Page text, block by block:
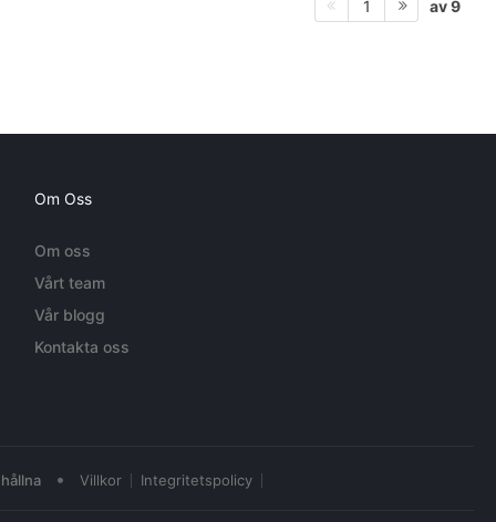
1 av 9
Om Oss
Om oss
Vårt team
Vår blogg
Kontakta oss
• Villkor Integritetspolicy